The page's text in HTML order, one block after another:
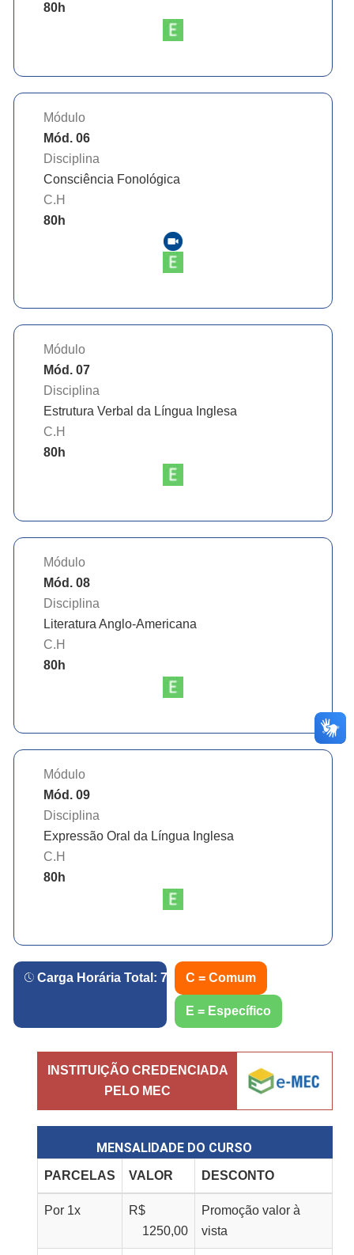
80h
Módulo
Mód. 06
Disciplina
Consciência Fonológica
C.H
80h
Módulo
Mód. 07
Disciplina
Estrutura Verbal da Língua Inglesa
C.H
80h
Módulo
Mód. 08
Disciplina
Literatura Anglo-Americana
C.H
80h
Módulo
Mód. 09
Disciplina
Expressão Oral da Língua Inglesa
C.H
80h
Carga Horária Total: 720 h.
C = Comum
E = Específico
INSTITUIÇÃO CREDENCIADA
PELO MEC
MENSALIDADE DO CURSO
PARCELAS VALOR DESCONTO
Por 1x
R$
1250,00
Promoção valor à
vista